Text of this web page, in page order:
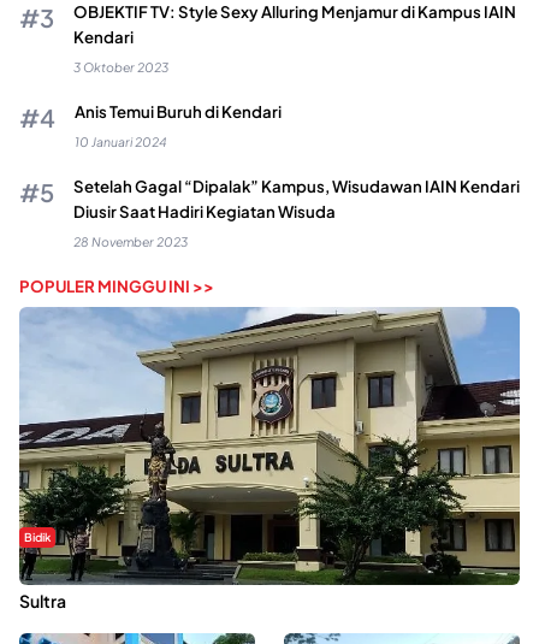
OBJEKTIF TV: Style Sexy Alluring Menjamur di Kampus IAIN
Kendari
3 Oktober 2023
Anis Temui Buruh di Kendari
10 Januari 2024
Setelah Gagal “Dipalak” Kampus, Wisudawan IAIN Kendari
Diusir Saat Hadiri Kegiatan Wisuda
28 November 2023
POPULER MINGGU INI >>
Bidik
Dugaan Kekerasan Seksual di UIN Kendari Dilaporkan ke Polda
Sultra